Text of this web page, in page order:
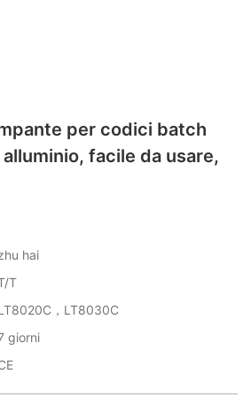
per codici batch
facile da usare,
hai
T
，LT8030C
giorni